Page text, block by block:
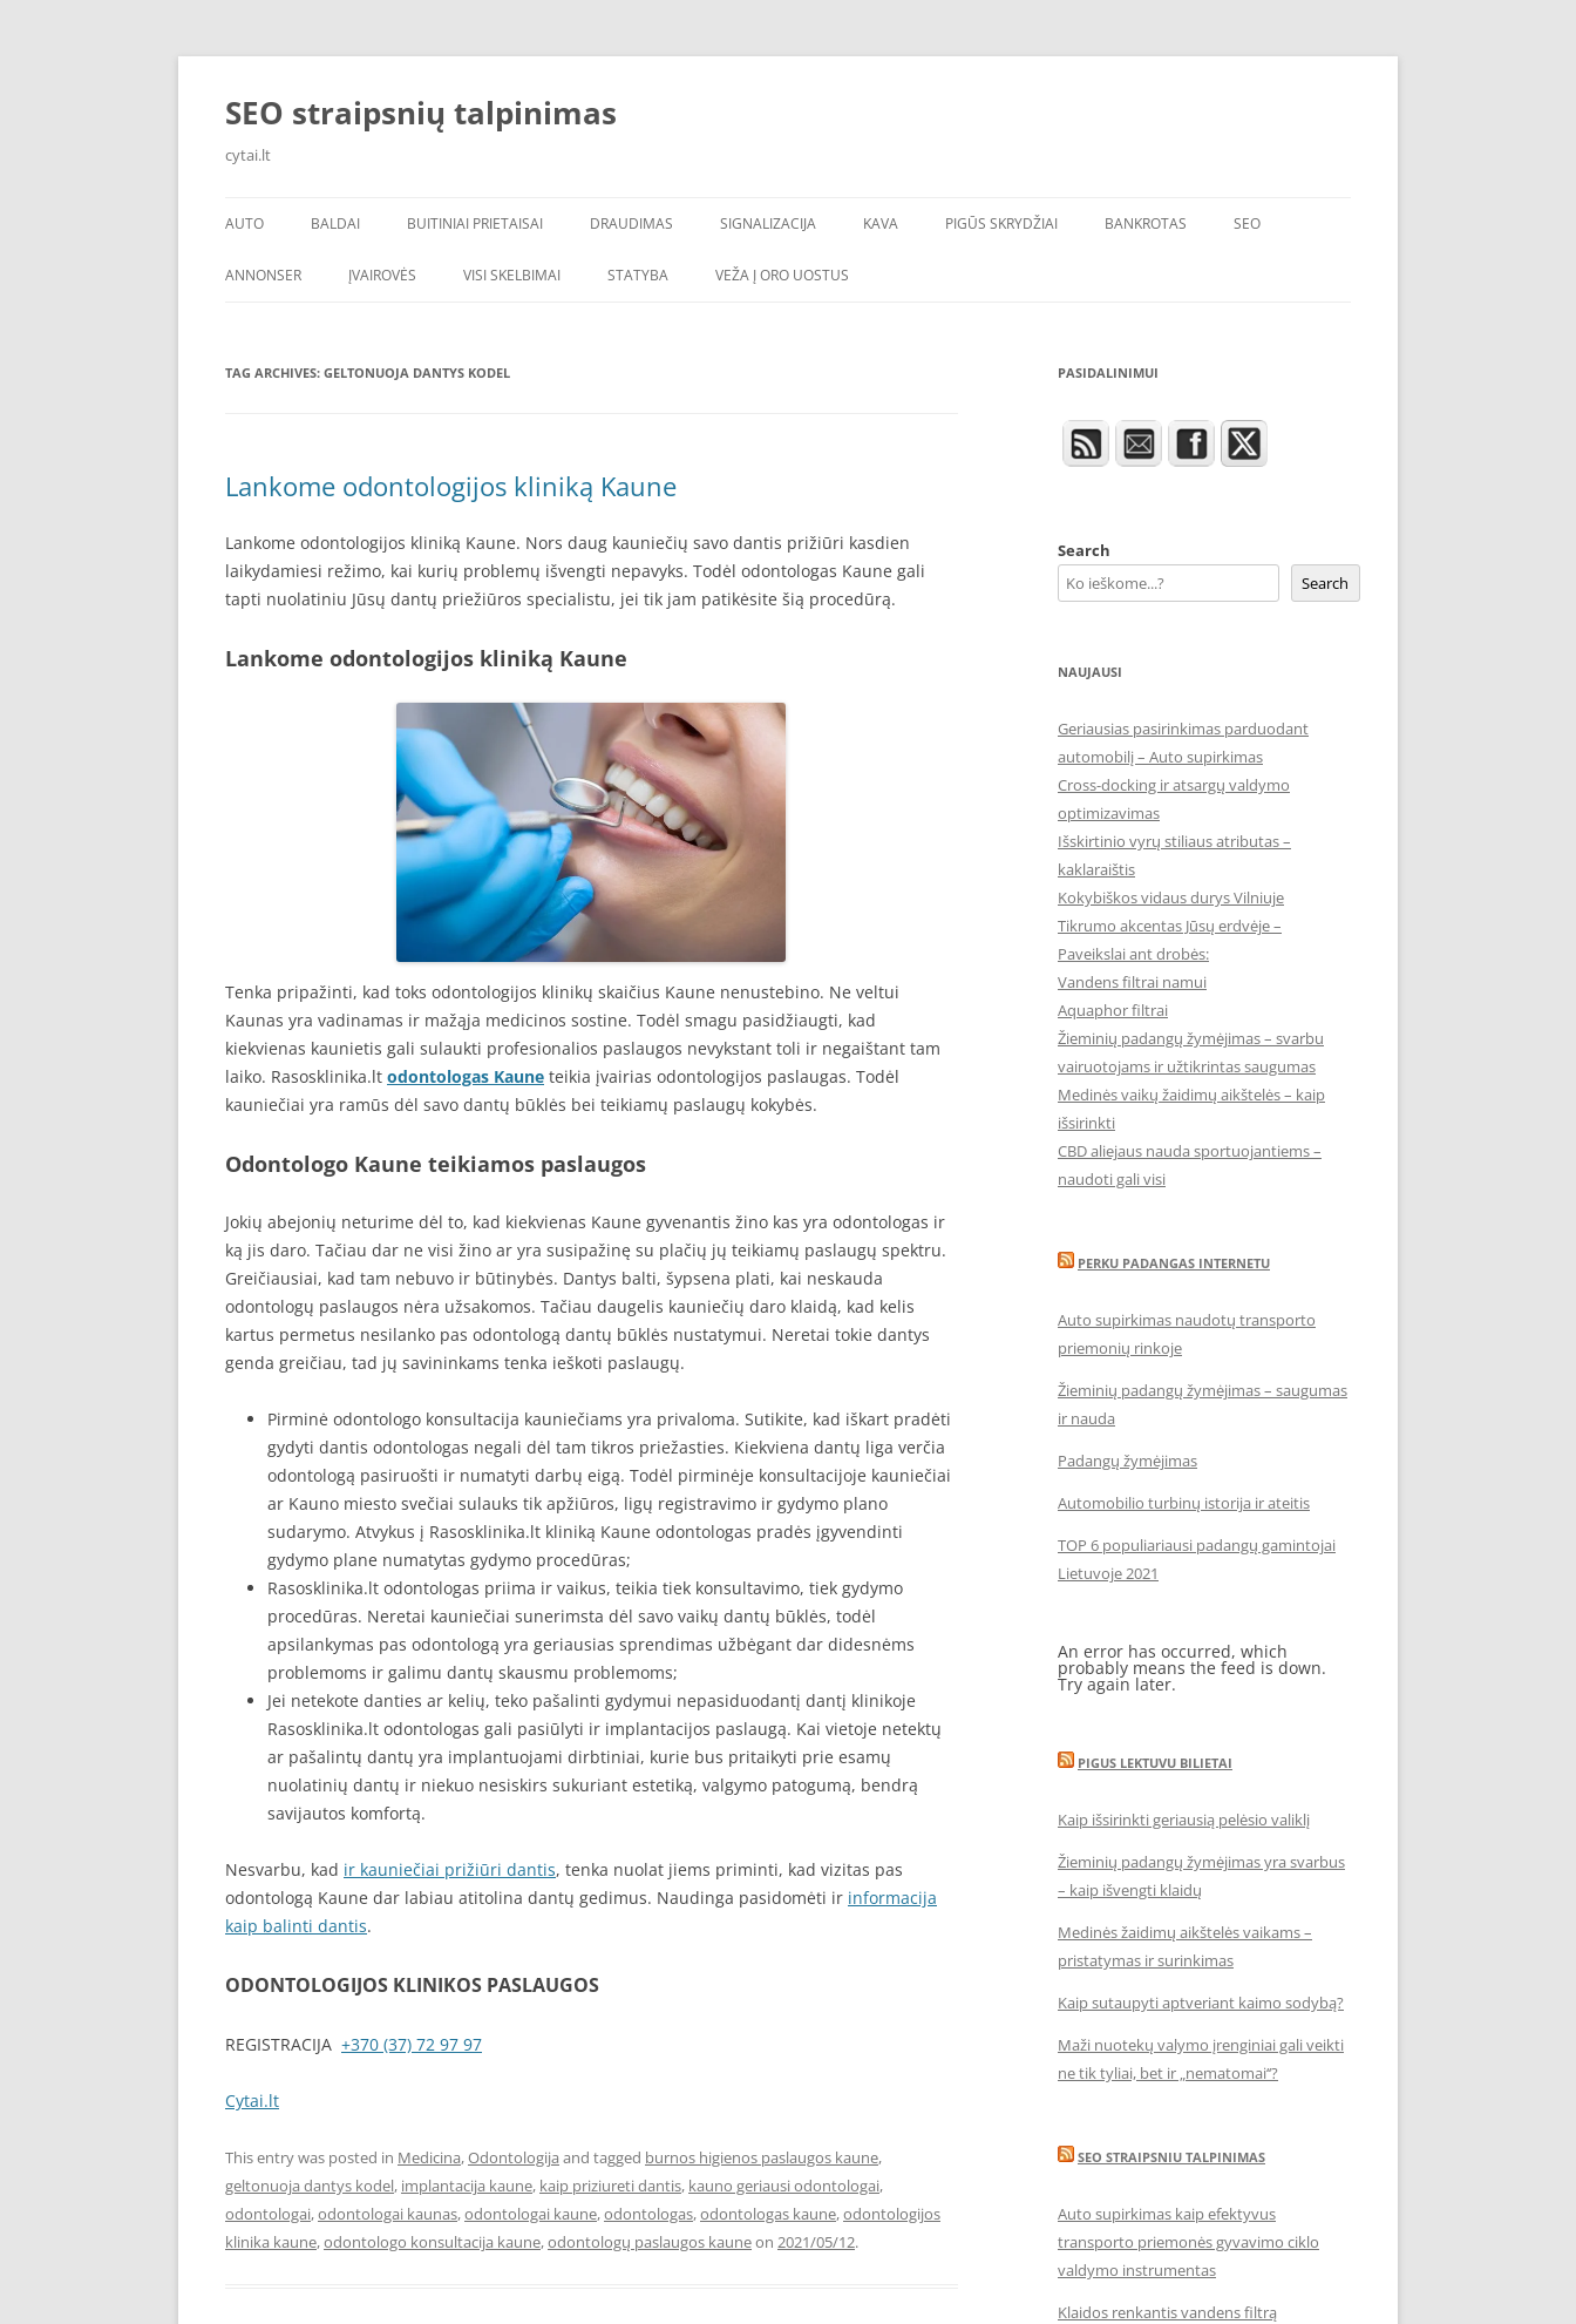
Skip
SEO straipsnių talpinimas
cytai.lt
AUTO
PADANGOS
BALDAI BUITINIAI PRIETAISAI DRAUDIMAS SIGNALIZACIJA KAVA PIGŪS SKRYDŽIAI BANKROTAS SEO
ANNONSER ĮVAIROVĖS VISI SKELBIMAI STATYBA VEŽA Į ORO UOSTUS
TAG ARCHIVES: GELTONUOJA DANTYS KODEL
Lankome odontologijos kliniką Kaune
Lankome odontologijos kliniką Kaune. Nors daug kauniečių savo dantis prižiūri kasdien
laikydamiesi režimo, kai kurių problemų išvengti nepavyks. Todėl odontologas Kaune gali
tapti nuolatiniu Jūsų dantų priežiūros specialistu, jei tik jam patikėsite šią procedūrą.
Lankome odontologijos kliniką Kaune
Tenka pripažinti, kad toks odontologijos klinikų skaičius Kaune nenustebino. Ne veltui
Kaunas yra vadinamas ir mažąja medicinos sostine. Todėl smagu pasidžiaugti, kad
kiekvienas kaunietis gali sulaukti profesionalios paslaugos nevykstant toli ir negaištant tam
laiko. Rasosklinika.lt odontologas Kaune teikia įvairias odontologijos paslaugas. Todėl
kauniečiai yra ramūs dėl savo dantų būklės bei teikiamų paslaugų kokybės.
Odontologo Kaune teikiamos paslaugos
Jokių abejonių neturime dėl to, kad kiekvienas Kaune gyvenantis žino kas yra odontologas ir
ką jis daro. Tačiau dar ne visi žino ar yra susipažinę su plačių jų teikiamų paslaugų spektru.
Greičiausiai, kad tam nebuvo ir būtinybės. Dantys balti, šypsena plati, kai neskauda
odontologų paslaugos nėra užsakomos. Tačiau daugelis kauniečių daro klaidą, kad kelis
kartus permetus nesilanko pas odontologą dantų būklės nustatymui. Neretai tokie dantys
genda greičiau, tad jų savininkams tenka ieškoti paslaugų.
Pirminė odontologo konsultacija kauniečiams yra privaloma. Sutikite, kad iškart pradėti
gydyti dantis odontologas negali dėl tam tikros priežasties. Kiekviena dantų liga verčia
odontologą pasiruošti ir numatyti darbų eigą. Todėl pirminėje konsultacijoje kauniečiai
ar Kauno miesto svečiai sulauks tik apžiūros, ligų registravimo ir gydymo plano
sudarymo. Atvykus į Rasosklinika.lt kliniką Kaune odontologas pradės įgyvendinti
gydymo plane numatytas gydymo procedūras;
Rasosklinika.lt odontologas priima ir vaikus, teikia tiek konsultavimo, tiek gydymo
procedūras. Neretai kauniečiai sunerimsta dėl savo vaikų dantų būklės, todėl
apsilankymas pas odontologą yra geriausias sprendimas užbėgant dar didesnėms
problemoms ir galimu dantų skausmu problemoms;
Jei netekote danties ar kelių, teko pašalinti gydymui nepasiduodantį dantį klinikoje
Rasosklinika.lt odontologas gali pasiūlyti ir implantacijos paslaugą. Kai vietoje netektų
ar pašalintų dantų yra implantuojami dirbtiniai, kurie bus pritaikyti prie esamų
nuolatinių dantų ir niekuo nesiskirs sukuriant estetiką, valgymo patogumą, bendrą
savijautos komfortą.
Nesvarbu, kad ir kauniečiai prižiūri dantis, tenka nuolat jiems priminti, kad vizitas pas
odontologą Kaune dar labiau atitolina dantų gedimus. Naudinga pasidomėti ir informacija
kaip balinti dantis.
ODONTOLOGIJOS KLINIKOS PASLAUGOS
REGISTRACIJA +370 (37) 72 97 97
Cytai.lt
This entry was posted in Medicina,Odontologija and tagged burnos higienos paslaugos kaune,
geltonuoja dantys kodel, implantacija kaune, kaip priziureti dantis, kauno geriausi odontologai,
odontologai,odontologai kaunas,odontologai kaune,odontologas,odontologas kaune,odontologijos
klinika kaune,odontologo konsultacija kaune,odontologų paslaugos kauneon 2021/05/12.
PASIDALINIMUI
Search
Search
NAUJAUSI
Geriausias pasirinkimas parduodant
automobilį – Auto supirkimas
Cross-docking ir atsargų valdymo
optimizavimas
Išskirtinio vyrų stiliaus atributas –
kaklaraištis
Kokybiškos vidaus durys Vilniuje
Tikrumo akcentas Jūsų erdvėje –
Paveikslai ant drobės:
Vandens filtrai namui
Aquaphor filtrai
Žieminių padangų žymėjimas – svarbu
vairuotojams ir užtikrintas saugumas
Medinės vaikų žaidimų aikštelės – kaip
išsirinkti
CBD aliejaus nauda sportuojantiems –
naudoti gali visi
PERKU PADANGAS INTERNETU
Auto supirkimas naudotų transporto
priemonių rinkoje
Žieminių padangų žymėjimas – saugumas
ir nauda
Padangų žymėjimas
Automobilio turbinų istorija ir ateitis
TOP 6 populiariausi padangų gamintojai
Lietuvoje 2021
An error has occurred, which
probably means the feed is down.
Try again later.
PIGUS LEKTUVU BILIETAI
Kaip išsirinkti geriausią pelėsio valiklį
Žieminių padangų žymėjimas yra svarbus
– kaip išvengti klaidų
Medinės žaidimų aikštelės vaikams –
pristatymas ir surinkimas
Kaip sutaupyti aptveriant kaimo sodybą?
Maži nuotekų valymo įrenginiai gali veikti
ne tik tyliai, bet ir „nematomai‘‘?
SEO STRAIPSNIU TALPINIMAS
Auto supirkimas kaip efektyvus
transporto priemonės gyvavimo ciklo
valdymo instrumentas
Klaidos renkantis vandens filtrą